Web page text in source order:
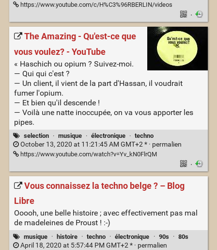
https://www.youtube.com/c/H%C3%96RBERLIN/videos
·
The Amazing - Qu'est-ce que
vous voulez? - YouTube
« Haschich ou opium ? Suivez-moi.
— Qui qui c'est ?
— Un client, il vient de la part d'Hassan, il voudrait
fumer l'opium.
— Et bien qu'il descende !
— Voilà une natte inoccupée, on va vous apporter les
pipes.
selection · musique · électronique · techno
October 13, 2020 at 11:21:45 AM GMT+2 * · permalien
https://www.youtube.com/watch?v=Yv_kN0FlrQM
·
Vous connaissez la techno belge ? – Blog
Libre
Ooooh, une belle histoire ; avec effectivement pas mal
de madeleines de Proust ! :-)
musique · histoire · techno · électronique · 90s · 80s
April 18, 2020 at 5:57:44 PM GMT+2 * · permalien